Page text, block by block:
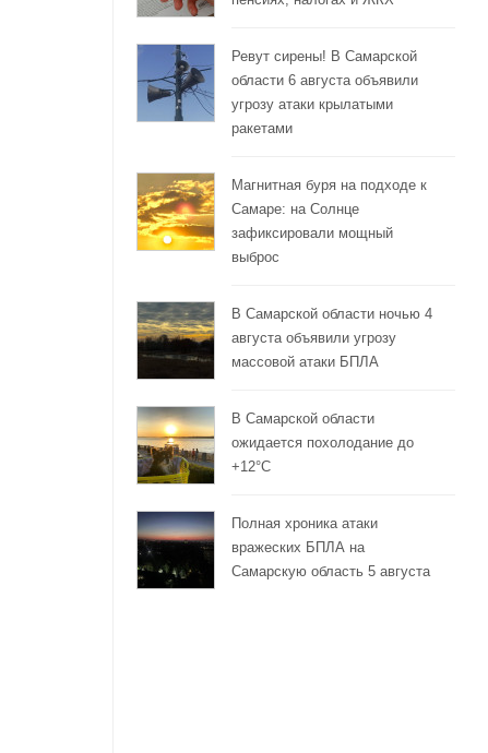
Ревут сирены! В Самарской
области 6 августа объявили
угрозу атаки крылатыми
ракетами
Магнитная буря на подходе к
Самаре: на Солнце
зафиксировали мощный
выброс
В Самарской области ночью 4
августа объявили угрозу
массовой атаки БПЛА
В Самарской области
ожидается похолодание до
+12°C
Полная хроника атаки
вражеских БПЛА на
Самарскую область 5 августа